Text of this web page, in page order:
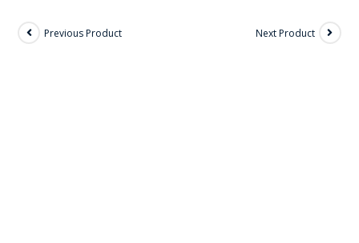
Previous Product Next Product